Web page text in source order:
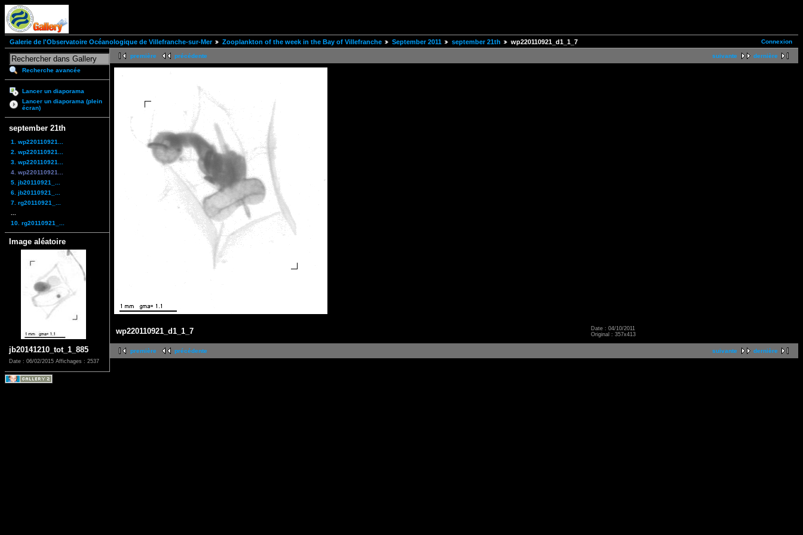
Connexion
Galerie de l'Observatoire Océanologique de Villefranche-sur-Mer Zooplankton of the week in the Bay of Villefranche September 2011 september 21th wp220110921_d1_1_7
Recherche avancée
Lancer un diaporama
Lancer un diaporama (plein
écran)
september 21th
1. wp220110921...
2. wp220110921...
3. wp220110921...
4. wp220110921...
5. jb20110921_...
6. jb20110921_...
7. rg20110921_...
10. rg20110921_...
Image aléatoire
jb20141210_tot_1_885
Date : 06/02/2015 Affichages : 2537
suivante dernière
première précédente
wp220110921_d1_1_7
Date : 04/10/2011
Original : 357x413
suivante dernière
première précédente